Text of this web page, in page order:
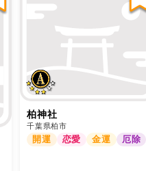
柏神社
千葉県柏市
開運 恋愛 金運 厄除